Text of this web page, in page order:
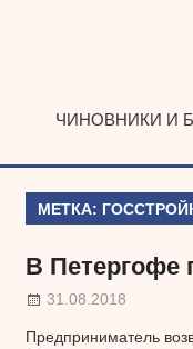
ЧИНОВНИКИ И
МЕТКА:
В Петергофе
31.08.2018
Предприниматель